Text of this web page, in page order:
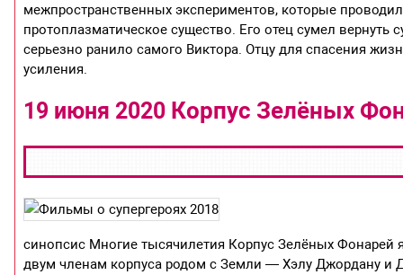
межпространственных экспериментов, которые
протоплазматическое существо. Его отец сумел
серьезно ранило самого Виктора. Отцу для спасения
усиления.
19 июня 2020 Корпус Зелёных
синопсис Многие тысячилетия Корпус Зелёных Фонарей
двум членам корпуса родом с Земли — Хэлу Джордану и